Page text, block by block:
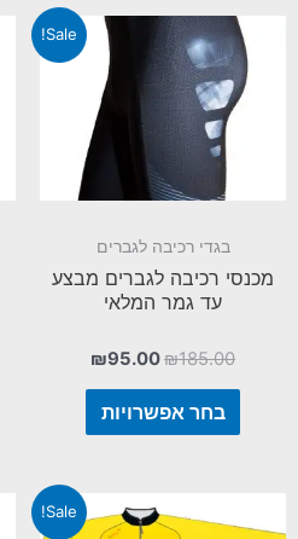
Sale!
בגדי רכיבה לגברים
מכנסי רכיבה לגברים מבצע
עד גמר המלאי
₪185.00
₪95.00
בחר אפשרויות
Sale!